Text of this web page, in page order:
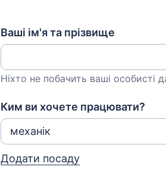
Ваші ім'я та прізвище
Ніхто не побачить ваші особисті
Ким ви хочете працювати?
Додати посаду